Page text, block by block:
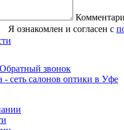
Я ознакомлен и согласен с
Обратный звонок